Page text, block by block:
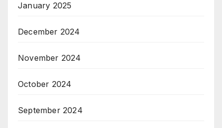
January 2025
December 2024
November 2024
October 2024
September 2024